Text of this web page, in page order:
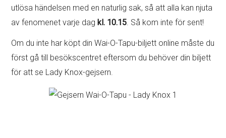
utlösa händelsen med en naturlig sak, så att alla kan njuta
av fenomenet varje dag kl. 10.15 . Så kom inte för sent!
Om du inte har köpt din Wai-O-Tapu-biljett online måste du
först gå till besökscentret eftersom du behöver din biljett
för att se Lady Knox-gejsern.